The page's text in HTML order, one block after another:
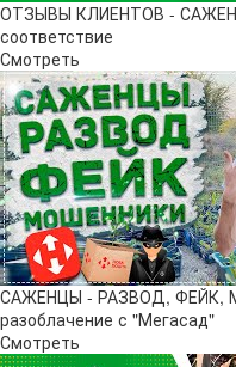
ОТЗЫВЫ КЛИЕНТОВ -
соответствие
Смотреть
САЖЕНЦЫ - РАЗВОД, ФЕЙК,
разоблачение с "Мегасад"
Смотреть